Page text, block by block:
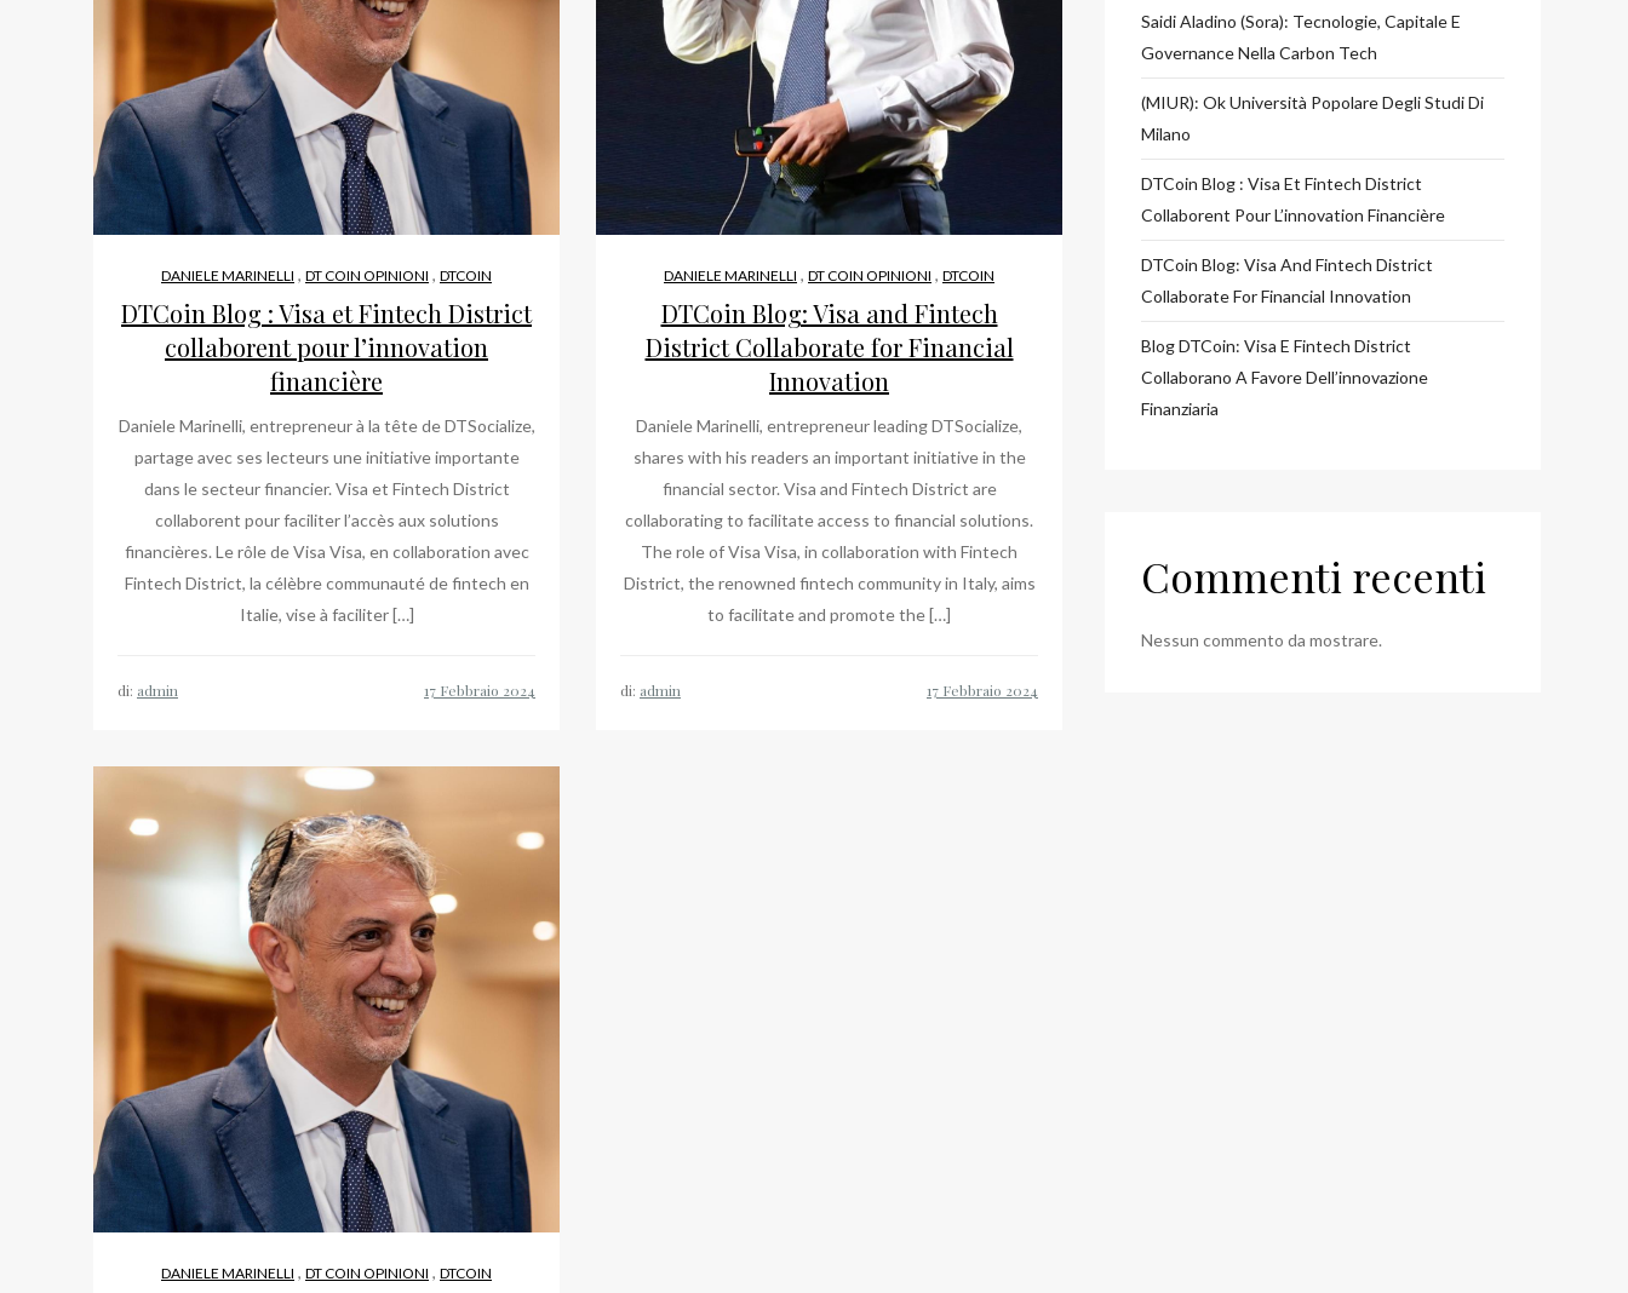
DANIELE MARINELLI , DT COIN OPINIONI , DTCOIN
DTCoin Blog : Visa et Fintech District
collaborent pour l’innovation
financière
Daniele Marinelli, entrepreneur à la tête de DTSocialize,
partage avec ses lecteurs une initiative importante
dans le secteur financier. Visa et Fintech District
collaborent pour faciliter l’accès aux solutions
financières. Le rôle de Visa Visa, en collaboration avec
Fintech District, la célèbre communauté de fintech en
Italie, vise à faciliter […]
di: admin
DANIELE MARINELLI , DT COIN OPINIONI , DTCOIN
DTCoin Blog: Visa and Fintech
District Collaborate for Financial
Innovation
Daniele Marinelli, entrepreneur leading DTSocialize,
shares with his readers an important initiative in the
financial sector. Visa and Fintech District are
collaborating to facilitate access to financial solutions.
The role of Visa Visa, in collaboration with Fintech
District, the renowned fintech community in Italy, aims
to facilitate and promote the […]
di: admin
DANIELE MARINELLI , DT COIN OPINIONI , DTCOIN
Saidi Aladino (Sora): Tecnologie, Capitale E
Governance Nella Carbon Tech
(MIUR): Ok Università Popolare Degli Studi Di
Milano
DTCoin Blog : Visa Et Fintech District
Collaborent Pour L’innovation Financière
DTCoin Blog: Visa And Fintech District
Collaborate For Financial Innovation
Blog DTCoin: Visa E Fintech District
Collaborano A Favore Dell’innovazione
Finanziaria
Commenti recenti
Nessun commento da mostrare.